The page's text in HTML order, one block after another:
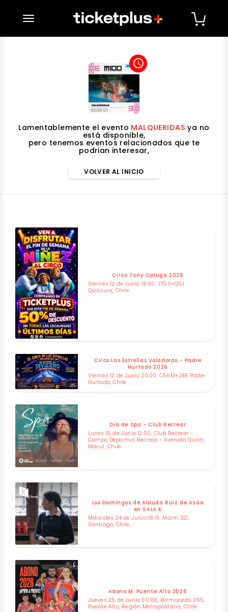
desplegar navegación
access_time
Lamentablemente el evento MALQUERIDAS ya no
está disponible,
pero tenemos eventos relacionados que te
podrian interesar,
VOLVER AL INICIO
Circo Tony Caluga 2026
Viernes 12 de Junio 18:00, J7G9+QVJ
Quilicura, Chile
Circo Las Estrellas Voladoras - Padre
Hurtado 2026
Viernes 12 de Junio 20:00, C5HM+J4R Padre
Hurtado, Chile
Dia de Spa - Club Recrear
Lunes 15 de Junio 12:00, Club Recrear -
Campo Deportivo Recrear - Avenida Quilin,
Macul, Chile
Los Domingos de Alauda Ruiz de Azúa
en SALA K
Miércoles 24 de Junio 18:15, Marín 321,
Santiago, Chile
Abono M. Puente Alto 2026
Jueves 25 de Junio 00:00, Balmaceda 265,
Puente Alto, Región Metropolitana, Chile